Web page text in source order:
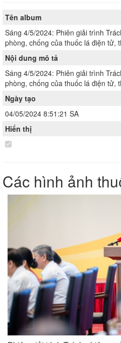
Tên album
Sáng 4/5/2024: Phiên giải trình
phòng, chống của thuốc lá điện tử,
Nội dung mô tả
Sáng 4/5/2024: Phiên giải trình
phòng, chống của thuốc lá điện tử,
Ngày tạo
04/05/2024 8:51:21 SA
Hiển thị
Các hình ảnh